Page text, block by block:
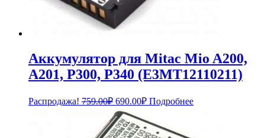
Аккумулятор для Mitac Mio A200,
A201, P300, P340 (E3MT12110211)
Распродажа! 759.00₽ Первоначальная
цена
составляла
759.00₽.
690.00₽Текущая
цена:
690.00₽.
Подробнее